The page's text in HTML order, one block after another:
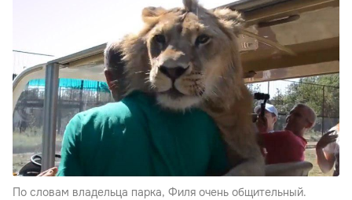
По словам владельца парка, Филя очень общительный.